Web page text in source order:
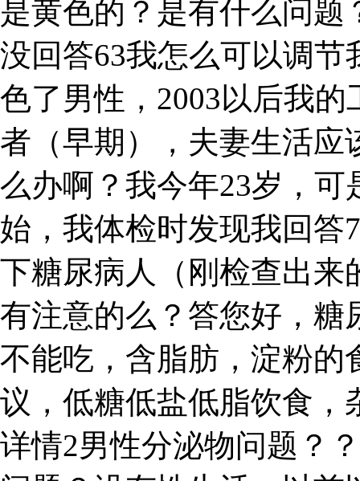
是黄色的？是有什么问
没回答63我怎么可以调
色了男性，2003以后我
者（早期），夫妻生活应
么办啊？我今年23岁，
始，我体检时发现我回答
下糖尿病人（刚检查出来
有注意的么？答您好，糖
不能吃，含脂肪，淀粉的
议，低糖低盐低脂饮食，
详情2男性分泌物问题？